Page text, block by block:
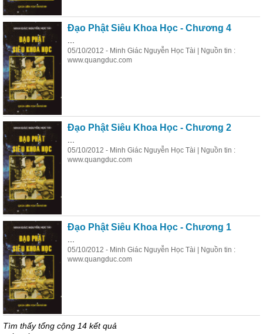
Đạo Phật Siêu Khoa Học - Chương 4
05/10/2012 - Minh Giác Nguyễn Học Tài | Nguồn tin :
www.quangduc.com
Đạo Phật Siêu Khoa Học - Chương 2
05/10/2012 - Minh Giác Nguyễn Học Tài | Nguồn tin :
www.quangduc.com
Đạo Phật Siêu Khoa Học - Chương 1
05/10/2012 - Minh Giác Nguyễn Học Tài | Nguồn tin :
www.quangduc.com
Tìm thấy tổng cộng 14 kết quả